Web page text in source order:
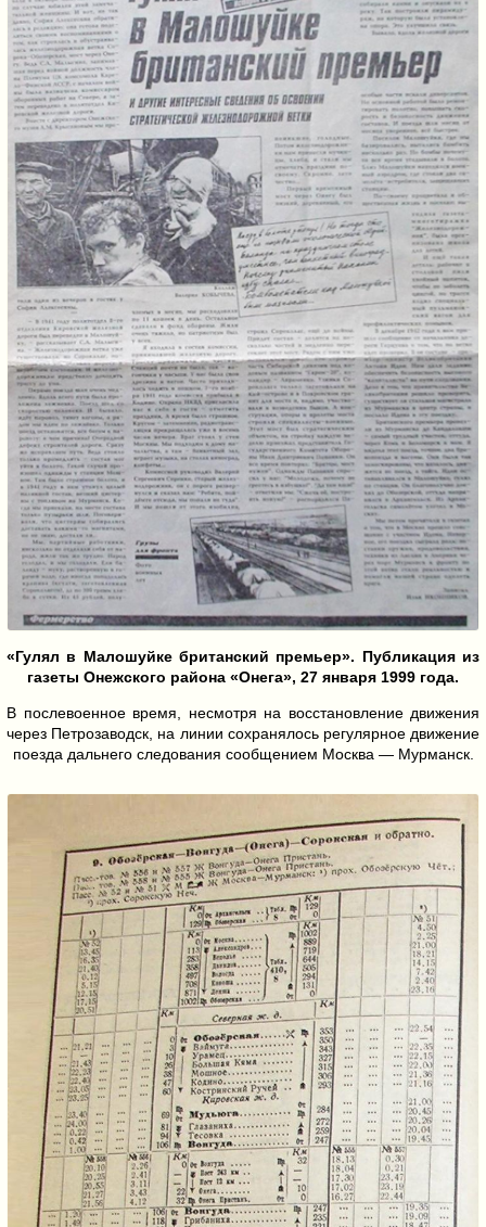
«Гулял в Малошуйке британский премьер». Публикация из
газеты Онежского района «Онега», 27 января 1999 года.
В послевоенное время, несмотря на восстановление движения
через Петрозаводск, на линии сохранялось регулярное движение
поезда дальнего следования сообщением Москва — Мурманск.